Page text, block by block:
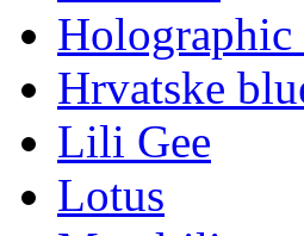
Holographic
Hrvatske
Lili Gee
Lotus